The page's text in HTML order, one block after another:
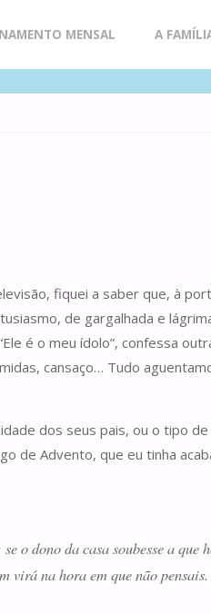
MENSAL A
fiquei a saber que, à
de gargalhada e
é o meu ídolo”, confessa
cansaço… Tudo
dos seus pais, ou o tipo
de Advento, que eu tinha
o dono da casa soubesse a
virá na hora em que não